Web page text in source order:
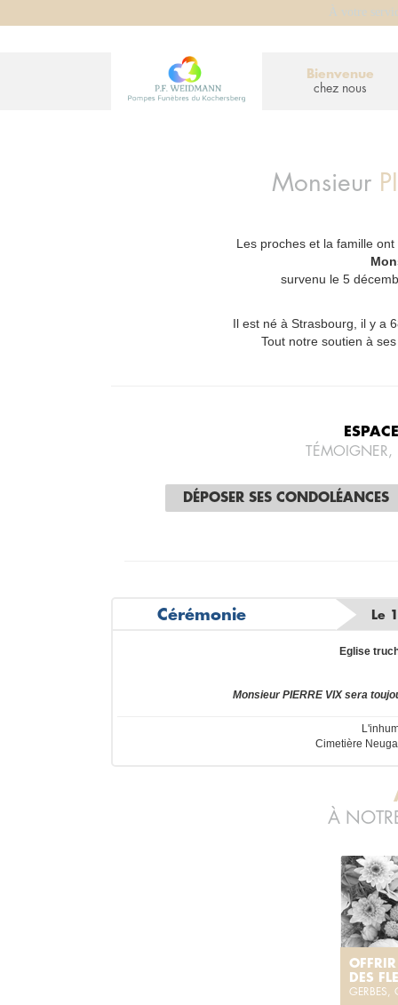
À votre
Bienvenue
chez nous
Monsieur
Les proches et la famille
survenu le 5
Il est né à Strasbourg, il y a
Tout notre soutien à
DÉPOSER SES CONDOLÉANCES
Cérémonie Le
Eglise
Monsieur PIERRE VIX sera
Cimetière
À
OFFRIR
DES
GERBES,